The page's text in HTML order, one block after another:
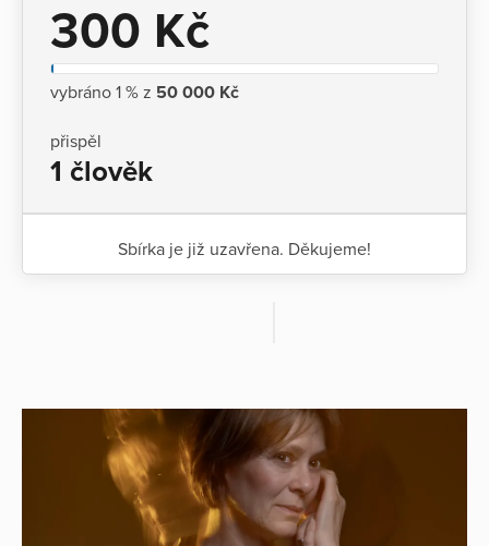
300 Kč
vybráno 1 % z 50 000 Kč
přispěl
1 člověk
Sbírka je již uzavřena. Děkujeme!